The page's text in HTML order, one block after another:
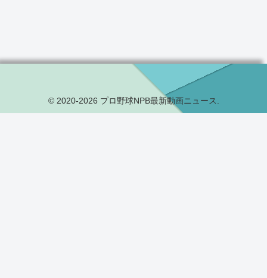
© 2020-2026 プロ野球NPB最新動画ニュース.